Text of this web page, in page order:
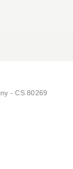
- CS 80269